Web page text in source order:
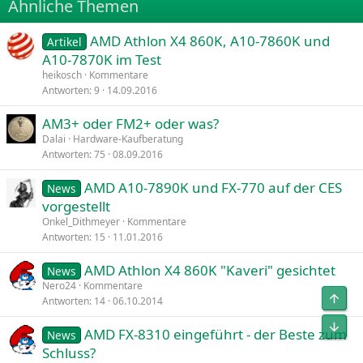
26
Trebuchet MS
Verdana
Ähnliche Themen
Artikel AMD Athlon X4 860K, A10-7860K und
A10-7870K im Test
heikosch Kommentare
Antworten 9 14.09.2016
AM3+ oder FM2+ oder was?
Dalai
Hardware-Kaufberatung
Antworten 75 08.09.2016
News AMD A10-7890K und FX-770 auf der CES
vorgestellt
Onkel_Dithmeyer Kommentare
Antworten 15 11.01.2016
News AMD Athlon X4 860K "Kaveri" gesichtet
Nero24 Kommentare
Antworten 14 06.10.2014
News AMD FX-8310 eingeführt - der Beste zum
Schluss?